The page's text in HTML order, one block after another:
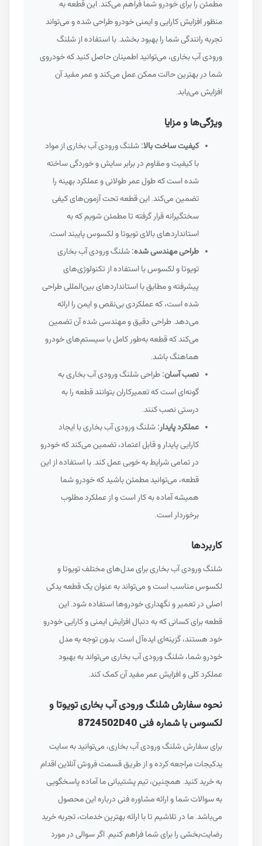
مطمئن را برای خودرو شما فراهم می‌کند. این قطعه به
منظور افزایش کارایی و ایمنی خودرو طراحی شده و می‌تواند
تجربه رانندگی شما را بهبود بخشد. با استفاده از شلنگ
ورودی آب بخاری، می‌توانید اطمینان حاصل کنید که خودروی
شما در بهترین حالت ممکن عمل می‌کند و عمر مفید آن
افزایش می‌یابد.
ویژگی‌ها و مزایا
کیفیت ساخت بالا:شلنگ ورودی آب بخاری از مواد
با کیفیت و مقاوم در برابر سایش و خوردگی ساخته
شده است که طول عمر طولانی و عملکرد بهینه را
تضمین می‌کند. این قطعه تحت آزمون‌های کیفی
سختگیرانه قرار گرفته تا مطمئن شویم که به
استانداردهای بالای تویوتا و لکسوس پایبند است.
طراحی مهندسی شده:شلنگ ورودی آب بخاری
تویوتا و لکسوس با استفاده از تکنولوژی‌های
پیشرفته و مطابق با استانداردهای بین‌المللی طراحی
شده است، که عملکردی بی‌نقص و ایمن را ارائه
می‌دهد. طراحی دقیق و مهندسی شده آن تضمین
می‌کند که قطعه به‌طور کامل با سیستم‌های خودرو
هماهنگ باشد.
نصب آسان:طراحی شلنگ ورودی آب بخاری به
گونه‌ای است که تعمیرکاران بتوانند قطعه را به
درستی نصب کنند.
عملکرد پایدار:شلنگ ورودی آب بخاری با ایجاد
کارایی پایدار و قابل اعتماد، تضمین می‌کند که خودرو
در تمامی شرایط به خوبی عمل کند. با استفاده از این
قطعه، می‌توانید مطمئن باشید که خودرو شما
همیشه آماده به کار است و از عملکرد مطلوب
برخوردار است.
کاربردها
شلنگ ورودی آب بخاری برای مدل‌های مختلف تویوتا و
لکسوس مناسب است و می‌تواند به عنوان یک قطعه یدکی
اصلی در تعمیر و نگهداری خودروها استفاده شود. این
قطعه برای کسانی که به دنبال افزایش ایمنی و کارایی خودرو
خود هستند، گزینه‌ای ایده‌آل است. بدون توجه به مدل
خودرو شما، شلنگ ورودی آب بخاری می‌تواند به بهبود
عملکرد کلی و افزایش عمر مفید آن کمک کند.
نحوه سفارش شلنگ ورودی آب بخاری تویوتا و
لکسوس با شماره فنی 8724502D40
برای سفارش شلنگ ورودی آب بخاری، می‌توانید به سایت
یدکیجات مراجعه کرده و از طریق قسمت فروش آنلاین اقدام
به خرید کنید. همچنین، تیم پشتیبانی ما آماده پاسخگویی
به سوالات شما و ارائه مشاوره فنی درباره این محصول
می‌باشد. ما در تلاشیم تا با ارائه بهترین خدمات، تجربه خرید
رضایت‌بخشی را برای شما فراهم کنیم. اگر سوالی در مورد